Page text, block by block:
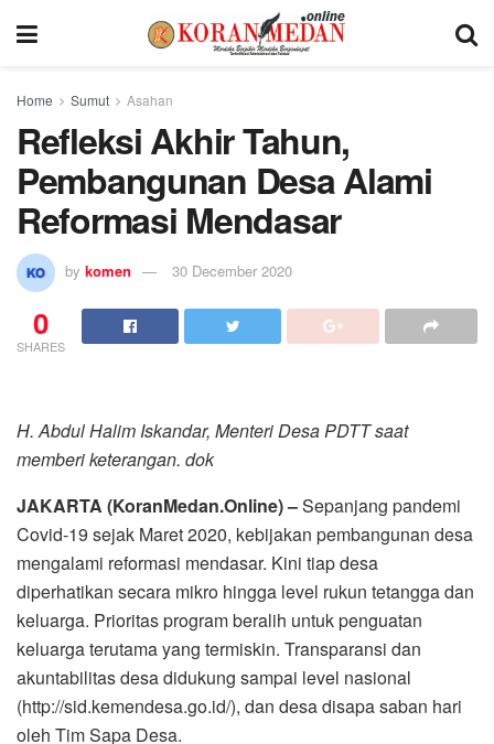
Home Sumut Asahan
Refleksi Akhir Tahun,
Pembangunan Desa Alami
Reformasi Mendasar
by komen 30 December 2020
0
SHARES
H. Abdul Halim Iskandar, Menteri Desa PDTT saat
memberi keterangan. dok
JAKARTA (KoranMedan.Online) –Sepanjang pandemi
Covid-19 sejak Maret 2020, kebijakan pembangunan desa
mengalami reformasi mendasar. Kini tiap desa
diperhatikan secara mikro hingga level rukun tetangga dan
keluarga. Prioritas program beralih untuk penguatan
keluarga terutama yang termiskin. Transparansi dan
akuntabilitas desa didukung sampai level nasional
(http://sid.kemendesa.go.id/), dan desa disapa saban hari
oleh Tim Sapa Desa.